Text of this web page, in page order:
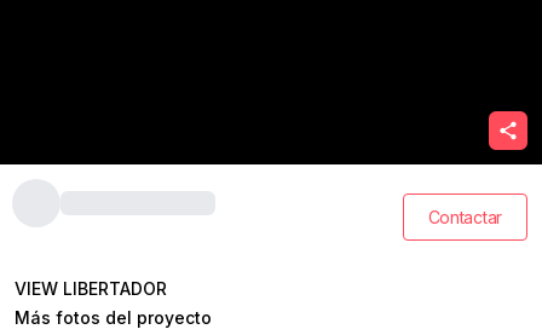
Contactar
VIEW LIBERTADOR
Más fotos del proyecto